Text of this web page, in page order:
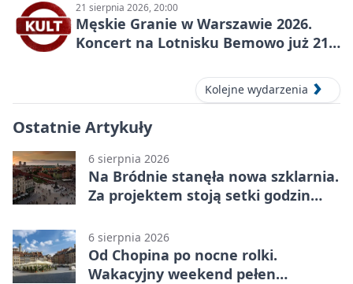
21 sierpnia 2026, 20:00
Męskie Granie w Warszawie 2026.
Koncert na Lotnisku Bemowo już 21
Kolejne wydarzenia
Ostatnie Artykuły
6 sierpnia 2026
Na Bródnie stanęła nowa szklarnia.
Za projektem stoją setki godzin
6 sierpnia 2026
Od Chopina po nocne rolki.
Wakacyjny weekend pełen